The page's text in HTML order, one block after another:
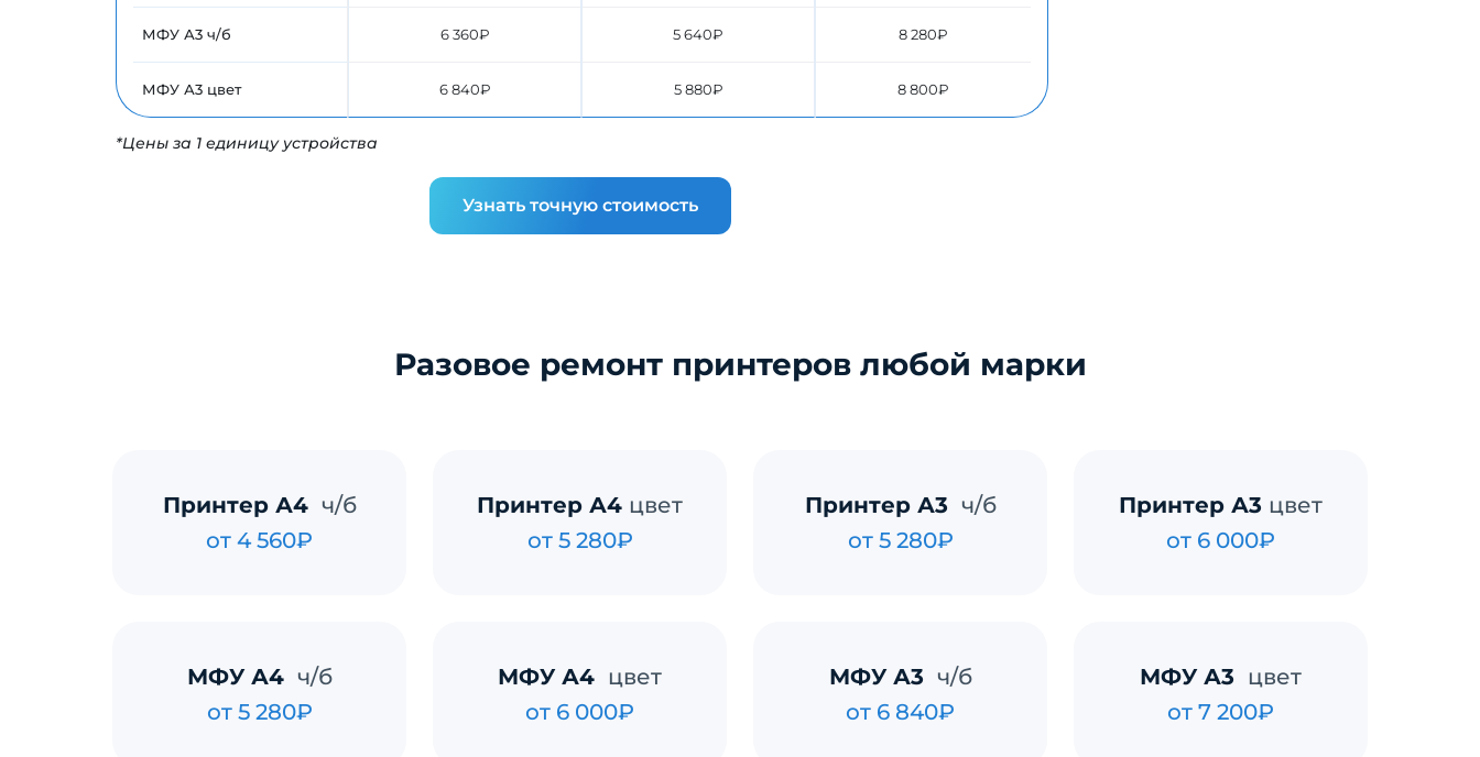
МФУ А3 ч/б
МФУ А3 цвет
6 360₽
6 840₽
5 640₽
5 880₽
8 280₽
8 800₽
*Цены за 1 единицу устройства
Узнать точную стоимость
Разовое ремонт принтеров любой марки
Принтер А4 ч/б
от 4 560₽
Принтер А4 цвет
от 5 280₽
Принтер А3 ч/б
от 5 280₽
Принтер А3 цвет
от 6 000₽
МФУ А4 ч/б
от 5 280₽
МФУ А4 цвет
от 6 000₽
МФУ А3 ч/б
от 6 840₽
МФУ А3 цвет
от 7 200₽